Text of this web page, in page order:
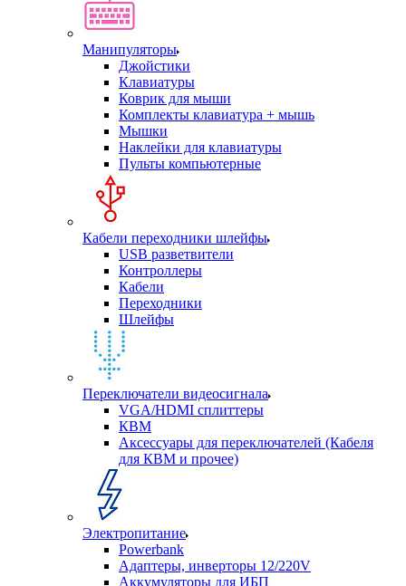
Манипуляторы
Джойстики
Клавиатуры
Коврик для мыши
Комплекты клавиатура + мышь
Мышки
Наклейки для клавиатуры
Пульты компьютерные
Кабели переходники шлейфы
USB разветвители
Контроллеры
Кабели
Переходники
Шлейфы
Переключатели видеосигнала
VGA/HDMI сплиттеры
КВМ
Аксессуары для переключателей (Кабеля
для КВМ и прочее)
Электропитание
Powerbank
Адаптеры, инверторы 12/220V
Аккумуляторы для ИБП